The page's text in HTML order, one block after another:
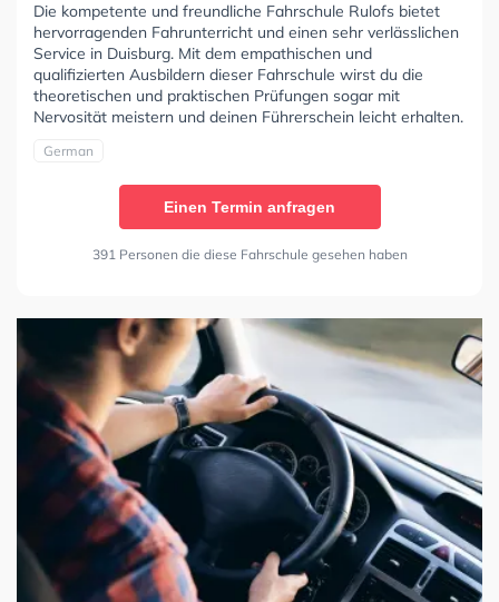
Die kompetente und freundliche Fahrschule Rulofs bietet
hervorragenden Fahrunterricht und einen sehr verlässlichen
Service in Duisburg. Mit dem empathischen und
qualifizierten Ausbildern dieser Fahrschule wirst du die
theoretischen und praktischen Prüfungen sogar mit
Nervosität meistern und deinen Führerschein leicht erhalten.
German
Einen Termin anfragen
391 Personen die diese Fahrschule gesehen haben